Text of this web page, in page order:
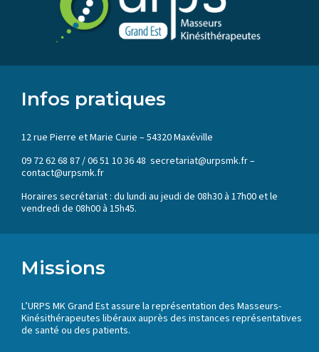
Infos pratiques
12 rue Pierre et Marie Curie – 54320 Maxéville
09 72 62 68 87 / 06 51 10 36 48 secretariat@urpsmk.fr –
contact@urpsmk.fr
Horaires secrétariat : du lundi au jeudi de 08h30 à 17h00 et le
vendredi de 08h00 à 15h45.
Missions
L’URPS MK Grand Est assure la représentation des Masseurs-
Kinésithérapeutes libéraux auprès des instances représentatives
de santé ou des patients.